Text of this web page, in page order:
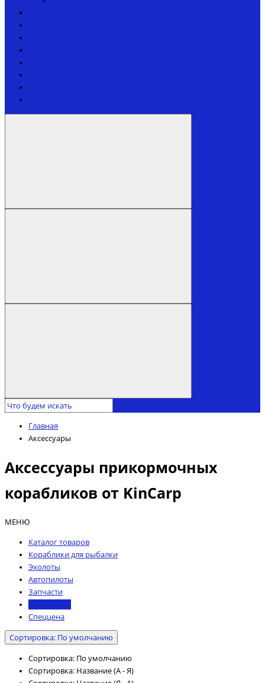
Главная
Аксессуары
Аксессуары прикормочных
корабликов от KinCarp
МЕНЮ
Каталог товаров
Кораблики для рыбалки
Эхолоты
Автопилоты
Запчасти
Спеццена
Сортировка: По умолчанию
Сортировка: По умолчанию
Сортировка: Название (А - Я)